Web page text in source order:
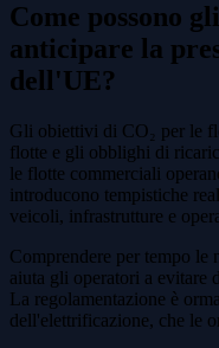
Come possono
anticipare la
dell'UE?
Gli obiettivi di CO₂ per le
flotte e gli obblighi di
le flotte commerciali
introducono tempistiche
veicoli, infrastrutture e
Comprendere per tempo
aiuta gli operatori a evitare
La regolamentazione è
dell'elettrificazione, che le